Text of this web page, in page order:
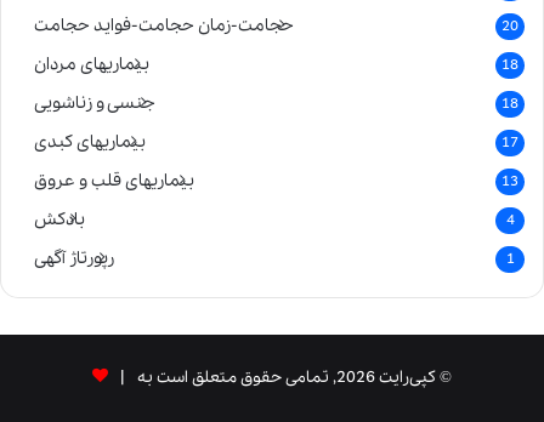
حجامت-زمان حجامت-فواید حجامت 20
بیماریهای مردان 18
جنسی و زناشویی 18
بیماریهای کبدی 17
بیماریهای قلب و عروق 13
بادکش 4
رپورتاژ آگهی 1
© کپی‌رایت 2026, تمامی حقوق متعلق است به |